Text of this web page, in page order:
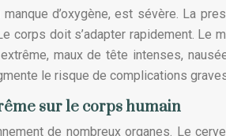
d’oxygène, est sévère. La
corps doit s’adapter rapidement. Le
maux de tête intenses,
le risque de complications
sur le corps humain
de nombreux organes. Le